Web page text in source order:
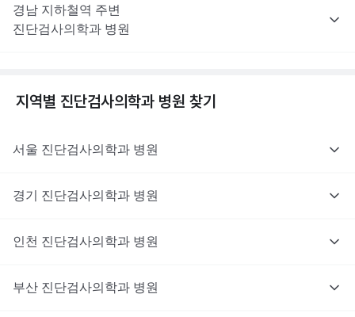
경남 지하철역 주변
진단검사의학과 병원
지역별 진단검사의학과 병원 찾기
서울 진단검사의학과 병원
경기 진단검사의학과 병원
인천 진단검사의학과 병원
부산 진단검사의학과 병원